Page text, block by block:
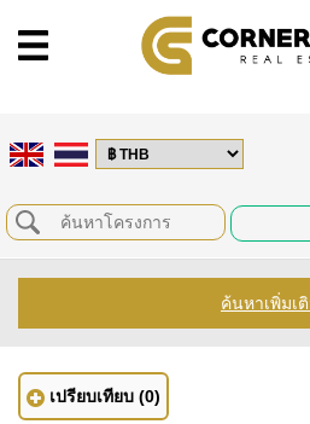
ค้นหาเพิ่มเ
เปรียบเทียบ (0)